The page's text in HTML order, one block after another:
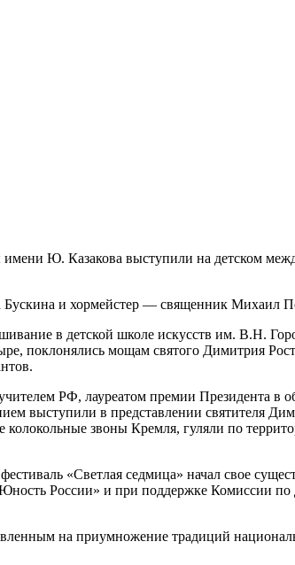
Ю. Казакова выступили на детском
Бускина и хормейстер — священник Михаил
в детской школе искусств им. В.Н.
поклонялись мощам святого Димитрия
РФ, лауреатом премии Президента в
выступили в представлении святителя
звоны Кремля, гуляли по
«Светлая седмица» начал свое
России» и при поддержке Комиссии
на приумножение традиций